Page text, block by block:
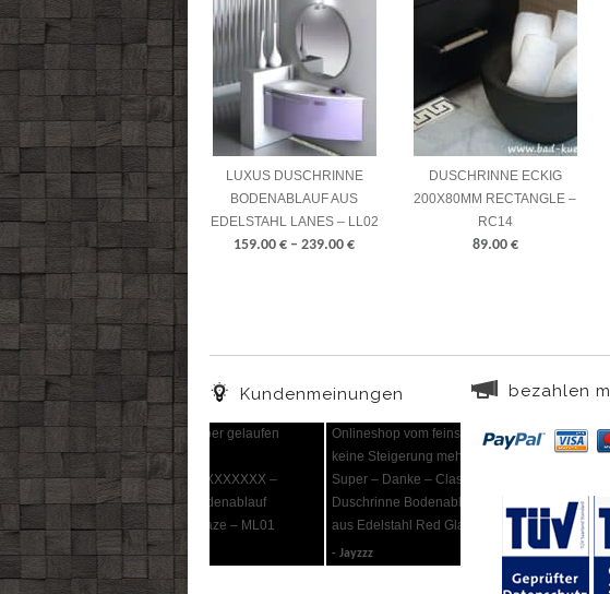
LUXUS DUSCHRINNE
BODENABLAUF AUS
EDELSTAHL LANES – LL02
159.00 € – 239.00 €
DUSCHRINNE ECKIG
200X80MM RECTANGLE –
RC14
89.00 €
Kundenmeinungen
Onlineshop vom feinsten – da ist
keine Steigerung mehr möglich –
Super – Danke – Classic
Duschrinne Bodenablauf extra flach
aus Edelstahl Red Glass – RGC11
bezahlen